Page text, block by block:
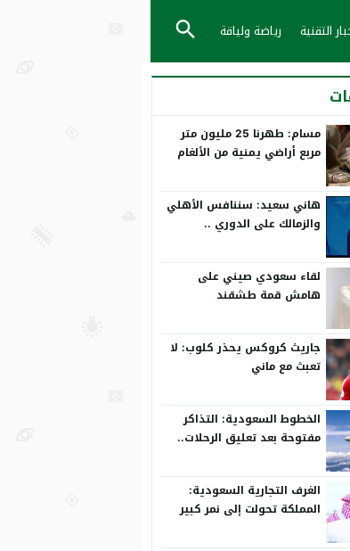
التقنية رياضة ولياقة
مسام: طهرنا 25 مليون متر
مربع أراضي يمنية من الألغام
هاني سعيد: سننافس الأهلي
والزمالك على الدوري ..
لقاء سعودي صيني على
هامش قمة طشقند
جاريث كروكس يحذر كلوب: لا
تعبث مع ماني
الخطوط السعودية: التذاكر
مفتوحة بعد تعليق الرحلات..
الغرف التجارية السعودية:
المملكة تحولت إلى نمر كبير